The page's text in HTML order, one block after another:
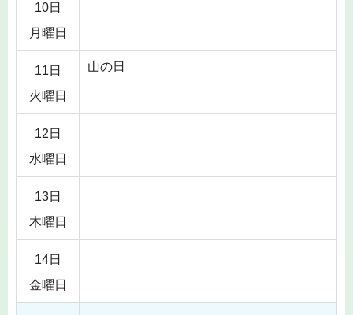
10日
月曜日
11日
火曜日
山の日
12日
水曜日
13日
木曜日
14日
金曜日